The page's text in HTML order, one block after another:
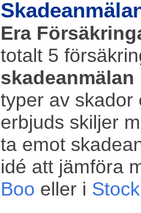
Era
totalt 5
skadeanmälan
typer av skador
erbjuds skiljer
ta emot
idé att jämföra
Boo eller i